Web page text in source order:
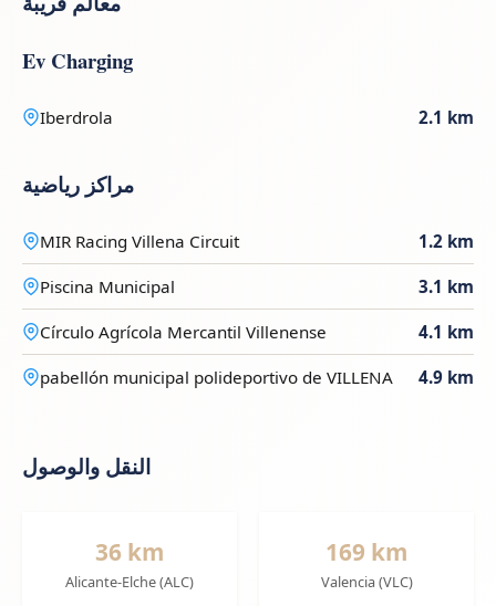
Ev Charging
Iberdrola 2.1 km
مراكز رياضية
MIR Racing Villena Circuit 1.2 km
Piscina Municipal 3.1 km
Círculo Agrícola Mercantil Villenense 4.1 km
pabellón municipal polideportivo de VILLENA 4.9 km
النقل والوصول
36 km
Alicante-Elche (ALC)
169 km
Valencia (VLC)